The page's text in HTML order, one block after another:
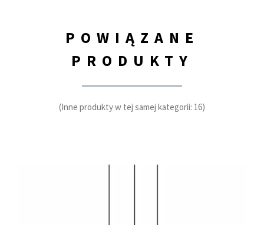
POWIĄZANE
PRODUKTY
(Inne produkty w tej samej kategorii: 16)